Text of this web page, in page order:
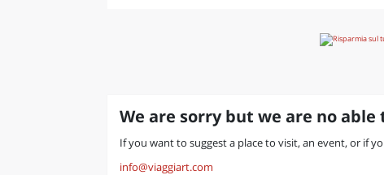
We are sorry but we are no
If you want to suggest a place to visit, an event, or if
info@viaggiart.com